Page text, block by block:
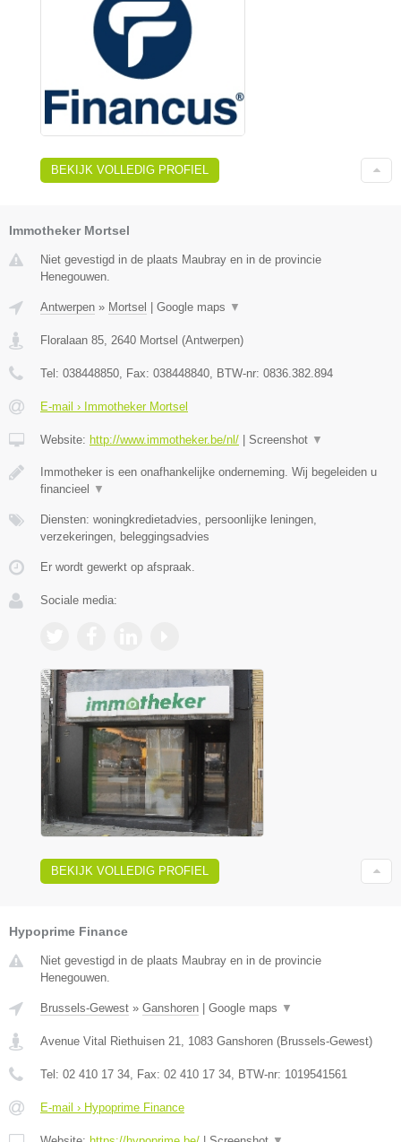
BEKIJK VOLLEDIG PROFIEL
Immotheker Mortsel
Niet gevestigd in de plaats Maubray en in de provincie
Henegouwen.
Antwerpen » Mortsel Google maps ▼
Floralaan 85, 2640 Mortsel (Antwerpen)
Tel: 038448850, Fax: 038448840, BTW-nr: 0836.382.894
E-mail › Immotheker Mortsel
Website: http://www.immotheker.be/nl/ Screenshot ▼
Immotheker is een onafhankelijke onderneming. Wij begeleiden u
financieel
▼
Diensten: woningkredietadvies, persoonlijke leningen,
verzekeringen, beleggingsadvies
Er wordt gewerkt op afspraak.
Sociale media:
BEKIJK VOLLEDIG PROFIEL
Hypoprime Finance
Niet gevestigd in de plaats Maubray en in de provincie
Henegouwen.
Brussels-Gewest » Ganshoren Google maps ▼
Avenue Vital Riethuisen 21 1083 Ganshoren (Brussels-Gewest)
Tel: 02 410 17 34 , Fax: 02 410 17 34 , BTW-nr: 1019541561
E-mail › Hypoprime Finance